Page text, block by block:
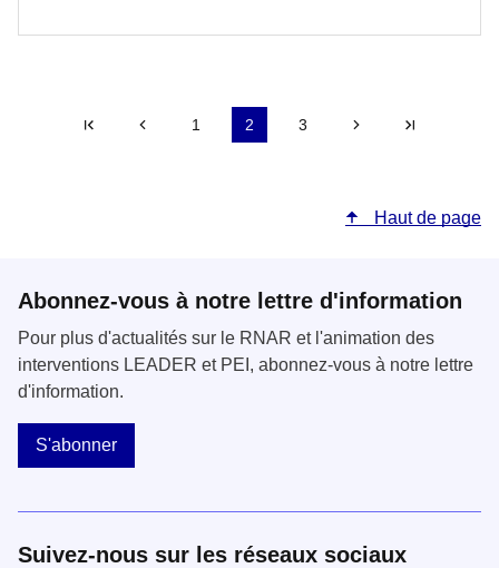
Précédent
1 2 3 Suivant
Haut de page
Abonnez-vous à notre lettre d'information
Pour plus d'actualités sur le RNAR et l'animation des
interventions LEADER et PEI, abonnez-vous à notre lettre
d'information.
S'abonner
Suivez-nous sur les réseaux sociaux